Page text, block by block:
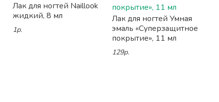
Лак для ногтей Naillook
жидкий, 8 мл
1р.
Лак для ногтей Умная
эмаль «Суперзащитное
покрытие», 11 мл
129р.